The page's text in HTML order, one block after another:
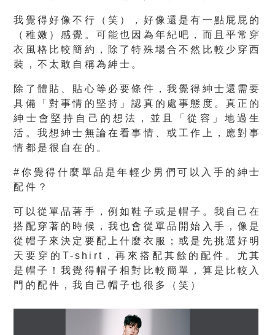
我覺得好像不行（笑），好像還是有一點屁屁的
（稚嫩）感覺。可能也因為年紀吧，而且平常穿
衣風格比較簡約，除了特殊場合不然比較少穿西
裝，不太敢自稱為紳士。
除了體貼、貼心等必要條件，我覺得紳士還需要
具備「對事情的堅持」認真的處事態度。真正的
紳士會堅持自己的想法，並且「從容」地過生
活。我想紳士無論在看事情、或工作上，應對事
情都是很自在的。
#你覺得什麼單品是年輕少男們可以入手的紳士
配件？
可以從單品著手，例如鞋子或是帽子。我自己在
搭配穿著的時候，我也會從單品開始入手，像是
從帽子來決定要配上什麼衣服；或是先挑選好明
天要穿的T-shirt，再來搭配其餘的配件。尤其
是帽子！我覺得帽子相對比較簡單，算是比較入
門的配件，我自己帽子也很多（笑）